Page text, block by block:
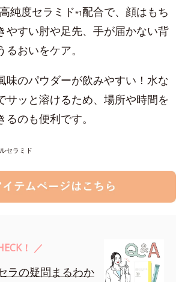
純度セラミド*1配合で、顔はもち
やすい肘や足先、手が届かない背
おいをケア。
味のパウダーが飲みやすい！水な
サッと溶けるため、場所や時間を
のも便利です。
セラミド
！ ／
ラの疑問まるわか